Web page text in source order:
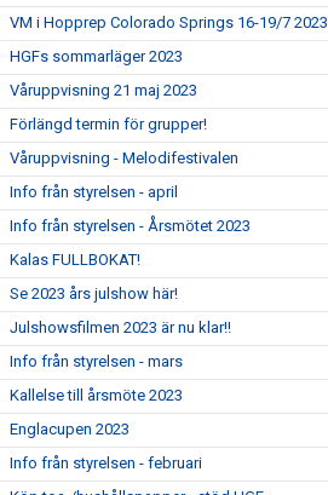
VM i Hopprep Colorado Springs 16-19/7 2023
HGFs sommarläger 2023
Våruppvisning 21 maj 2023
Förlängd termin för grupper!
Våruppvisning - Melodifestivalen
Info från styrelsen - april
Info från styrelsen - Årsmötet 2023
Kalas FULLBOKAT!
Se 2023 års julshow här!
Julshowsfilmen 2023 är nu klar!!
Info från styrelsen - mars
Kallelse till årsmöte 2023
Englacupen 2023
Info från styrelsen - februari